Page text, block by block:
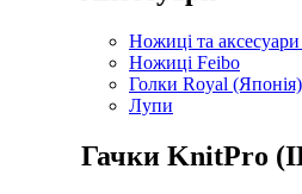
Ножиці та аксесуари
Ножиці Feibo
Голки Royal (Японія)
Лупи
Гачки KnitPro